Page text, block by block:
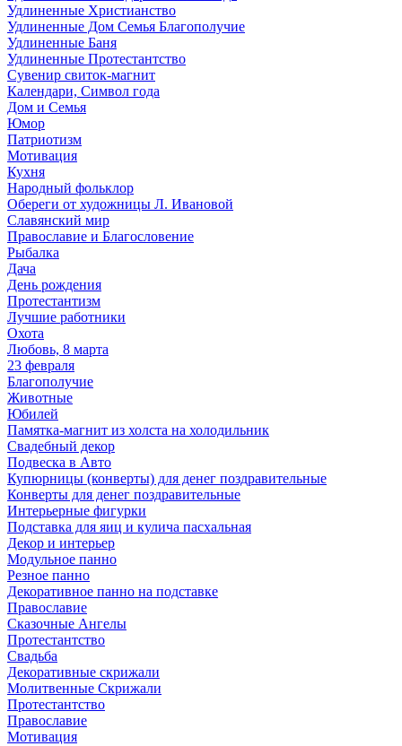
Удлиненные Христианство
Удлиненные Дом Семья Благополучие
Удлиненные Баня
Удлиненные Протестантство
Сувенир свиток-магнит
Календари, Символ года
Дом и Семья
Юмор
Патриотизм
Мотивация
Кухня
Народный фольклор
Обереги от художницы Л. Ивановой
Славянский мир
Православие и Благословение
Рыбалка
Дача
День рождения
Протестантизм
Лучшие работники
Охота
Любовь, 8 марта
23 февраля
Благополучие
Животные
Юбилей
Памятка-магнит из холста на холодильник
Свадебный декор
Подвеска в Авто
Купюрницы (конверты) для денег поздравительные
Конверты для денег поздравительные
Интерьерные фигурки
Подставка для яиц и кулича пасхальная
Декор и интерьер
Модульное панно
Резное панно
Декоративное панно на подставке
Православие
Сказочные Ангелы
Протестантство
Свадьба
Декоративные скрижали
Молитвенные Скрижали
Протестантство
Православие
Мотивация